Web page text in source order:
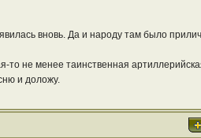
вновь. Да и народу там было
не менее таинственная
и доложу.